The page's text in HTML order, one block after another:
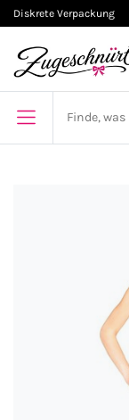
Diskrete Verpackung